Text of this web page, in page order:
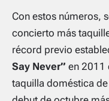
Con estos números,
concierto más
récord previo
Say Never” en 2011
taquilla doméstica